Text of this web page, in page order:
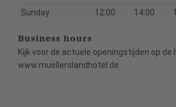
Sunday
12:00 14:00
Business hours
Kijk voor de actuele openingstijden op de
www.muellerslandhotel.de